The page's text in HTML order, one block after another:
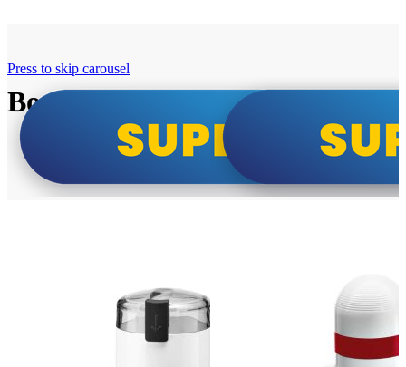
Bosch super cene
Press to skip carousel